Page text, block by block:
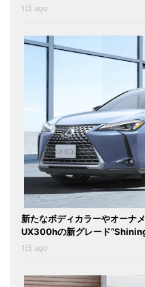
1日 ago
新たなボディカラーやオーナ
UX300hの新グレード
1日 ago